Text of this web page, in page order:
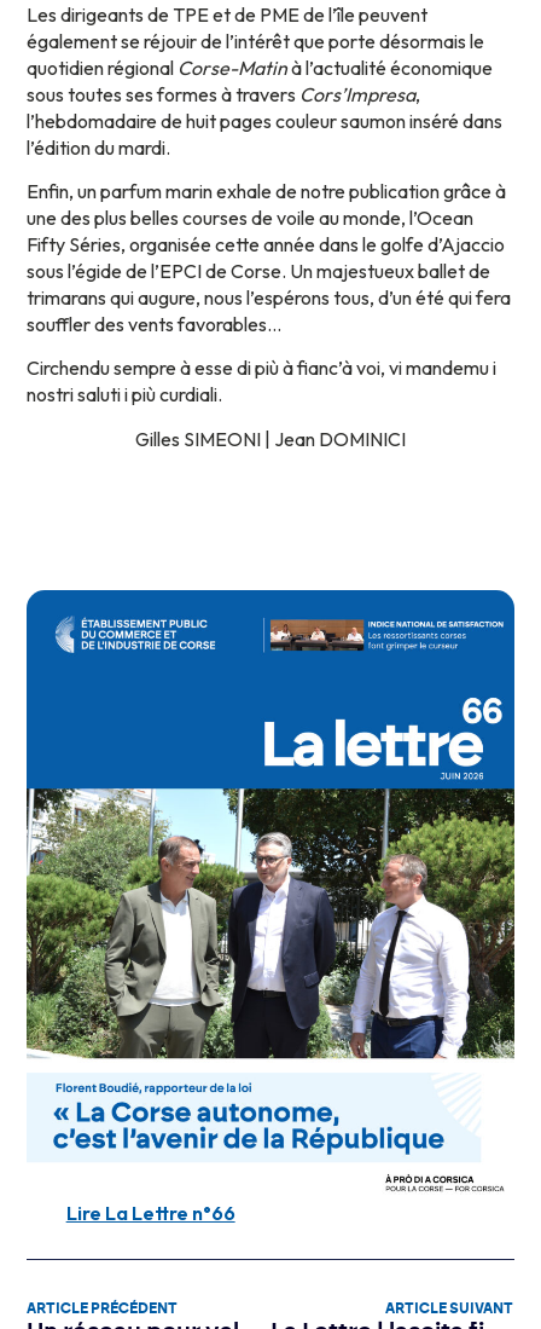
Les dirigeants de TPE et de PME de l’île peuvent
également se réjouir de l’intérêt que porte désormais le
quotidien régional Corse-Matinà l’actualité économique
sous toutes ses formes à travers Cors’Impresa,
l’hebdomadaire de huit pages couleur saumon inséré dans
l’édition du mardi.
Enfin, un parfum marin exhale de notre publication grâce à
une des plus belles courses de voile au monde, l’Ocean
Fifty Séries, organisée cette année dans le golfe d’Ajaccio
sous l’égide de l’EPCI de Corse. Un majestueux ballet de
trimarans qui augure, nous l’espérons tous, d’un été qui fera
souffler des vents favorables…
Circhendu sempre à esse di più à fianc’à voi, vi mandemu i
nostri saluti i più curdiali.
Gilles SIMEONI | Jean DOMINICI
Lire La Lettre n°66
ARTICLE PRÉCÉDENT ARTICLE SUIVANT